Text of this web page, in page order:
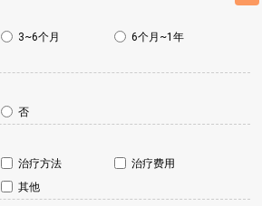
3~6个月
6个月~1年
否
治疗方法
治疗费用
其他